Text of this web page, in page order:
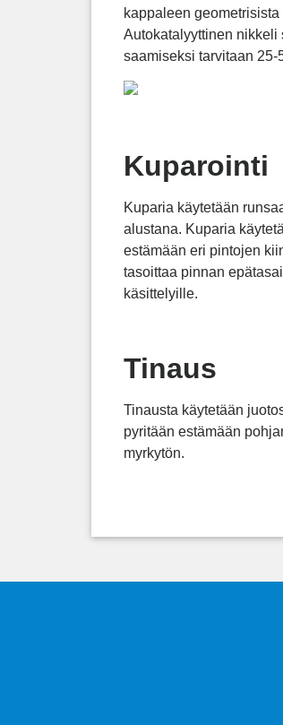
kappaleen
Autokatalyyttinen
saamiseksi tarvitaan
Kuparointi
Kuparia käytetään
alustana. Kuparia
estämään eri pintojen
tasoittaa pinnan
käsittelyille.
Tinaus
Tinausta käytetään
pyritään estämään
myrkytön.